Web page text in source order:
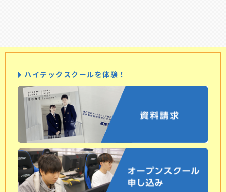
ハイテックスクールを体験！